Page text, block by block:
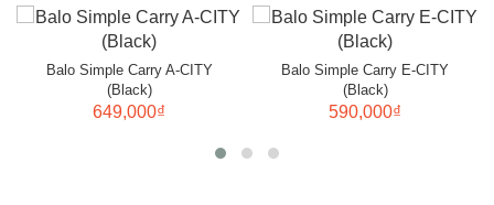
Balo Simple Carry A-CITY
(Black)
649,000₫
Balo Simple Carry E-CITY
(Black)
590,000₫